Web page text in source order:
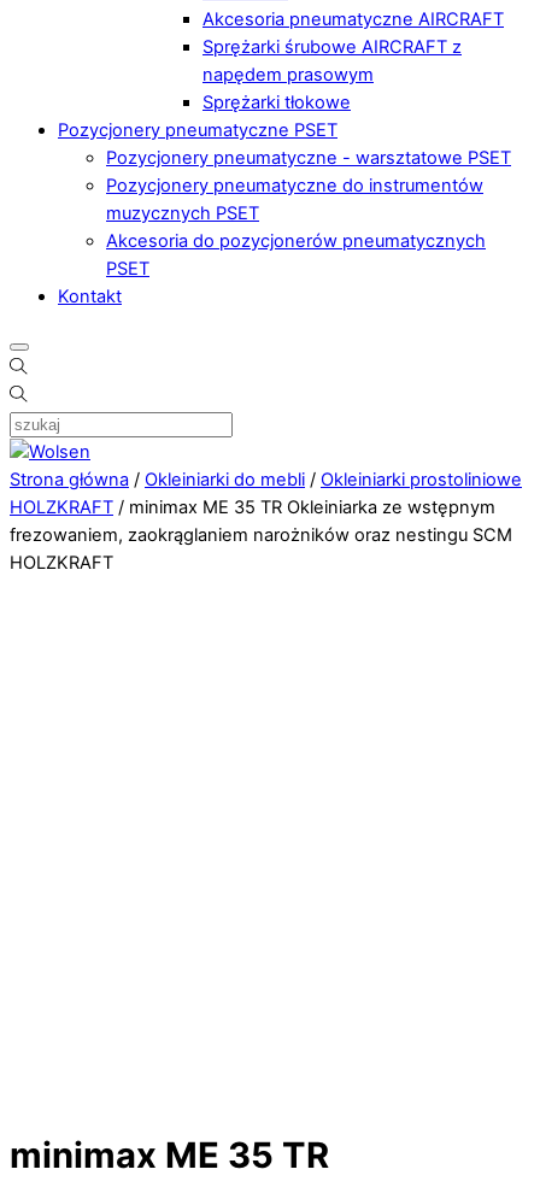
Akcesoria pneumatyczne AIRCRAFT
Sprężarki śrubowe AIRCRAFT z
napędem prasowym
Sprężarki tłokowe
Pozycjonery pneumatyczne PSET
Pozycjonery pneumatyczne - warsztatowe PSET
Pozycjonery pneumatyczne do instrumentów
muzycznych PSET
Akcesoria do pozycjonerów pneumatycznych
PSET
Kontakt
Strona główna / Okleiniarki do mebli / Okleiniarki prostoliniowe
HOLZKRAFT / minimax ME 35 TR Okleiniarka ze wstępnym
frezowaniem, zaokrąglaniem narożników oraz nestingu SCM
HOLZKRAFT
minimax ME 35 TR